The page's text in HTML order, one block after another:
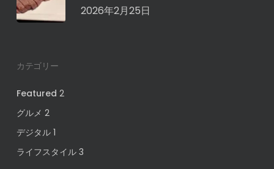
2026年2月25日
カテゴリー
Featured 2
グルメ 2
デジタル 1
ライフスタイル 3